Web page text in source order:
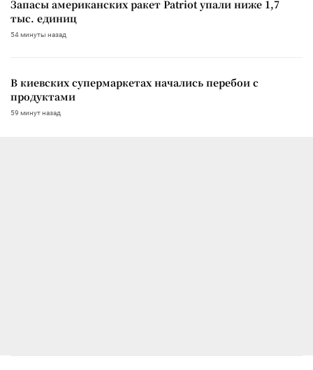
Запасы американских ракет Patriot упали ниже 1,7
тыс. единиц
54 минуты назад
В киевских супермаркетах начались перебои с
продуктами
59 минут назад